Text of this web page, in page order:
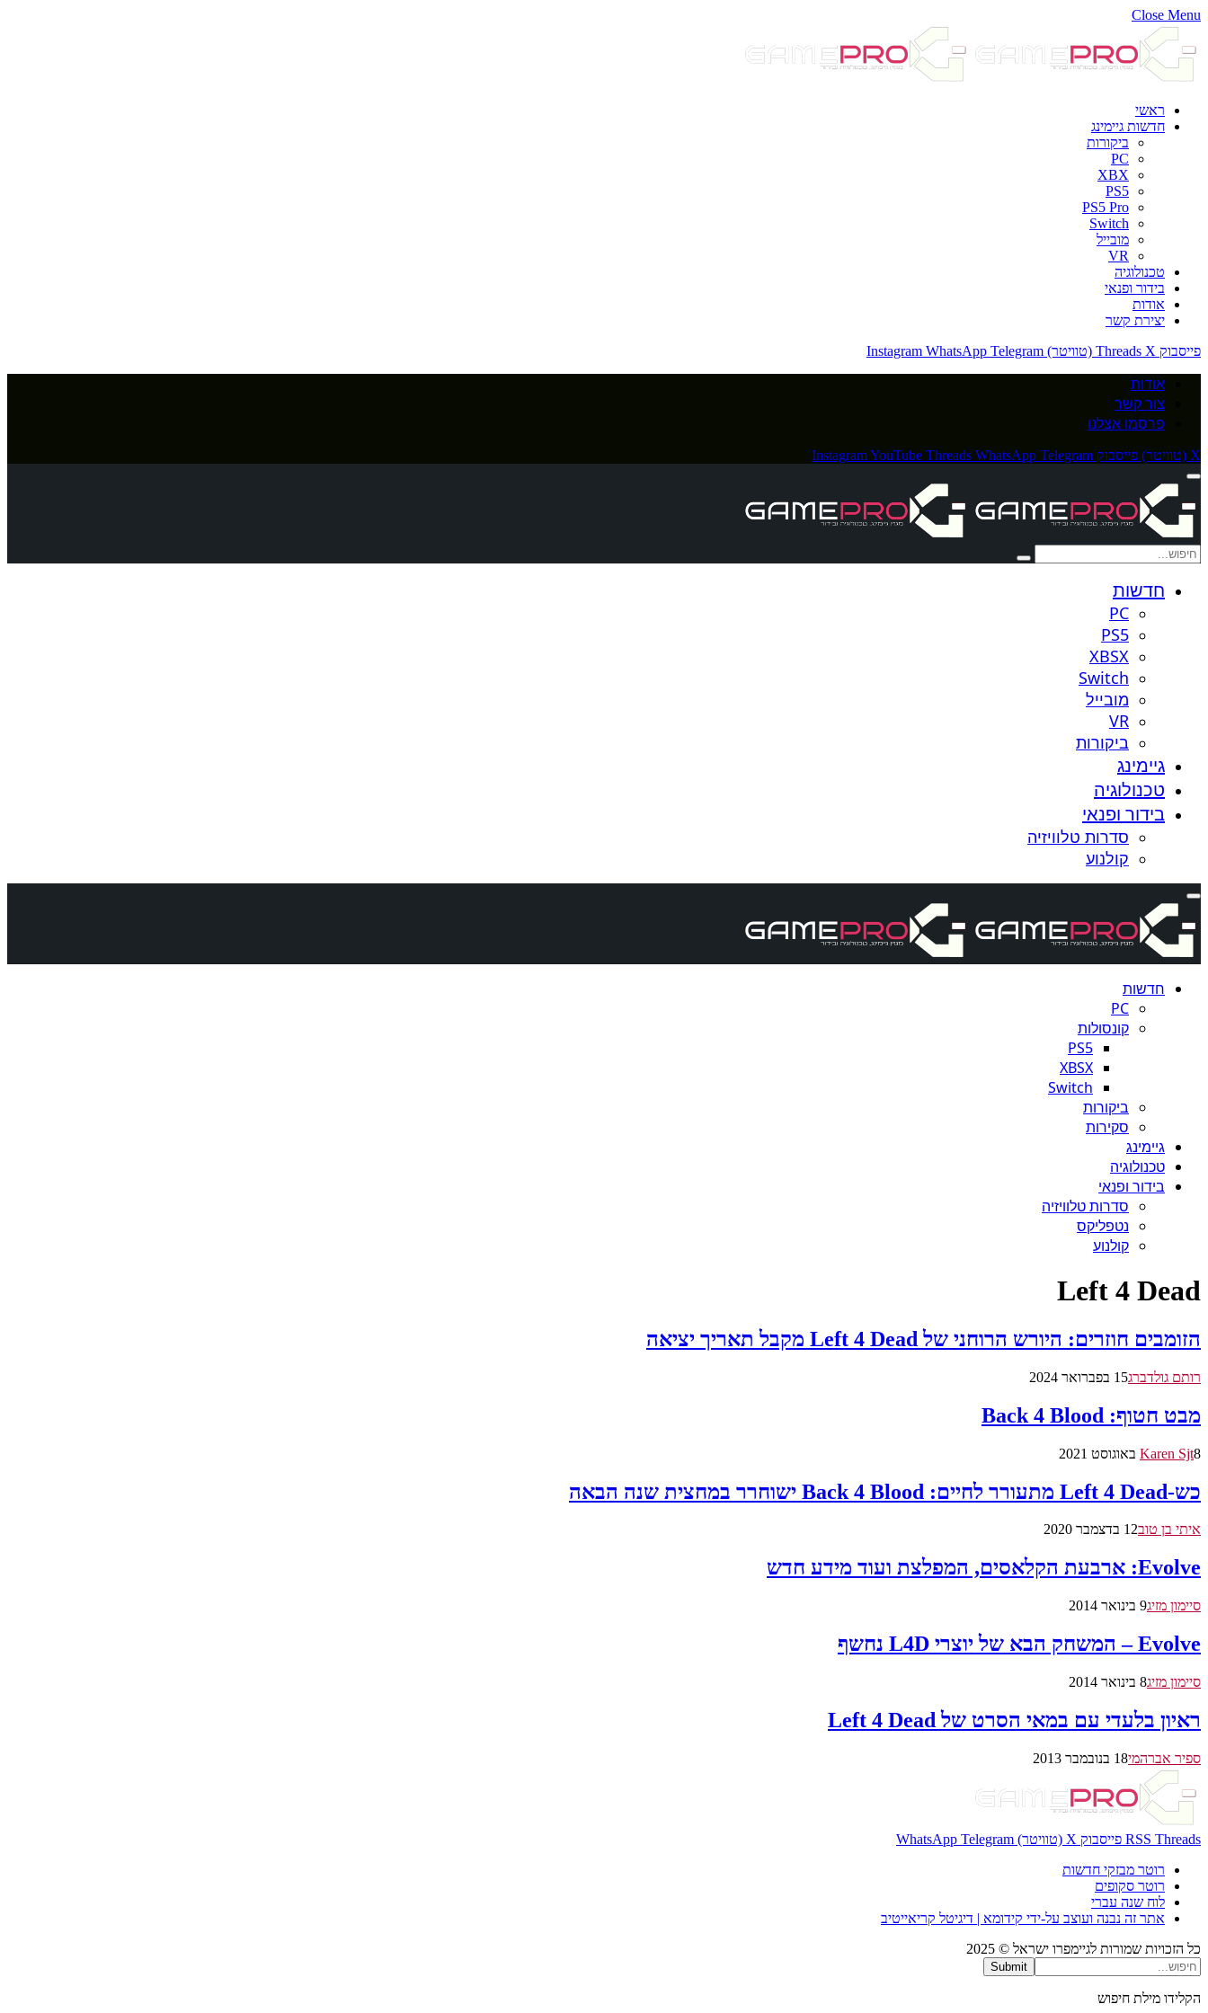
Close Menu
ראשי
חדשות גיימינג
ביקורות
PC
XBX
PS5
PS5 Pro
Switch
מובייל
VR
טכנולוגיה
בידור ופנאי
אודות
יצירת קשר
פייסבוק
Threads X (טוויטר) Instagram WhatsApp Telegram
אודות
צור קשר
פרסמו אצלנו
X (טוויטר) פייסבוק InstagramYouTube Threads WhatsApp Telegram
חדשות
PC
PS5
XBSX
Switch
מובייל
VR
ביקורות
גיימינג
טכנולוגיה
בידור ופנאי
סדרות טלוויזיה
קולנוע
חדשות
PC
קונסולות
PS5
XBSX
Switch
ביקורות
סקירות
גיימינג
טכנולוגיה
בידור ופנאי
סדרות טלוויזיה
נטפליקס
קולנוע
Left 4 Dead
הזומבים חוזרים: היורש הרוחני של Left 4 Dead מקבל תאריך יציאה
רותם גולדברג15 בפברואר 2024
מבט חטוף: Back 4 Blood
Karen Sjt8 באוגוסט 2021
כש-Left 4 Dead מתעורר לחיים: Back 4 Blood ישוחרר במחצית שנה הבאה
איתי בן טוב12 בדצמבר 2020
Evolve: ארבעת הקלאסים, המפלצת ועוד מידע חדש
סיימון מזיג9 בינואר 2014
Evolve – המשחק הבא של יוצרי L4D נחשף
סיימון מזיג8 בינואר 2014
ראיון בלעדי עם במאי הסרט של Left 4 Dead
ספיר אברהמי18 בנובמבר 2013
RSS Threads פייסבוק X (טוויטר) WhatsApp Telegram
רוטר מבזקי חדשות
רוטר סקופים
לוח שנה עברי
אתר זה נבנה ועוצב על-ידי קידומא | דיגיטל קריאייטיב
כל הזכויות שמורות לגיימפרו ישראל © 2025
Submit
הקלידו מילת חיפוש